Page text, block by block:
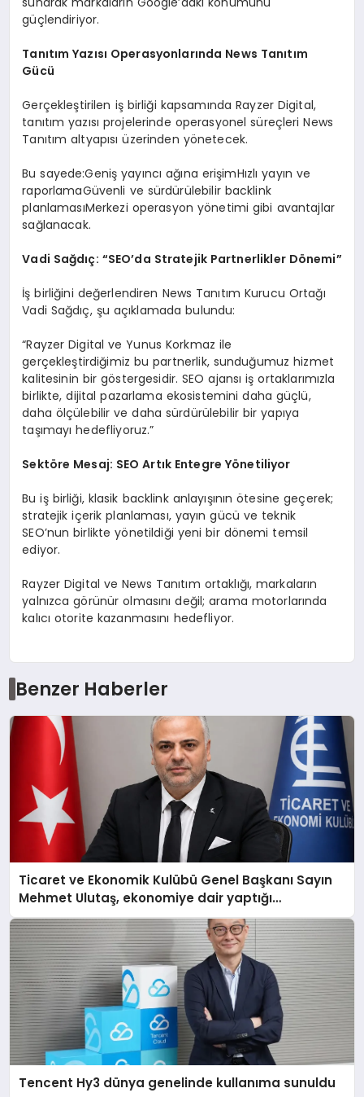
güçlendiriyor.
Tanıtım Yazısı Operasyonlarında News Tanıtım
Gücü
Gerçekleştirilen iş birliği kapsamında Rayzer Digital,
tanıtım yazısı projelerinde operasyonel süreçleri News
Tanıtım altyapısı üzerinden yönetecek.
Bu sayede:Geniş yayıncı ağına erişimHızlı yayın ve
raporlamaGüvenli ve sürdürülebilir backlink
planlamasıMerkezi operasyon yönetimi gibi avantajlar
sağlanacak.
Vadi Sağdıç: “SEO’da Stratejik Partnerlikler Dönemi”
İş birliğini değerlendiren News Tanıtım Kurucu Ortağı
Vadi Sağdıç, şu açıklamada bulundu:
“Rayzer Digital ve Yunus Korkmaz ile
gerçekleştirdiğimiz bu partnerlik, sunduğumuz hizmet
kalitesinin bir göstergesidir. SEO ajansı iş ortaklarımızla
birlikte, dijital pazarlama ekosistemini daha güçlü,
daha ölçülebilir ve daha sürdürülebilir bir yapıya
taşımayı hedefliyoruz.”
Sektöre Mesaj: SEO Artık Entegre Yönetiliyor
Bu iş birliği, klasik backlink anlayışının ötesine geçerek;
stratejik içerik planlaması, yayın gücü ve teknik
SEO’nun birlikte yönetildiği yeni bir dönemi temsil
ediyor.
Rayzer Digital ve News Tanıtım ortaklığı, markaların
yalnızca görünür olmasını değil; arama motorlarında
kalıcı otorite kazanmasını hedefliyor.
Benzer Haberler
Ticaret ve Ekonomik Kulübü Genel Başkanı Sayın
Mehmet Ulutaş, ekonomiye dair yaptığı
açıklamada şunları kaydetti:
Tencent Hy3 dünya genelinde kullanıma sunuldu